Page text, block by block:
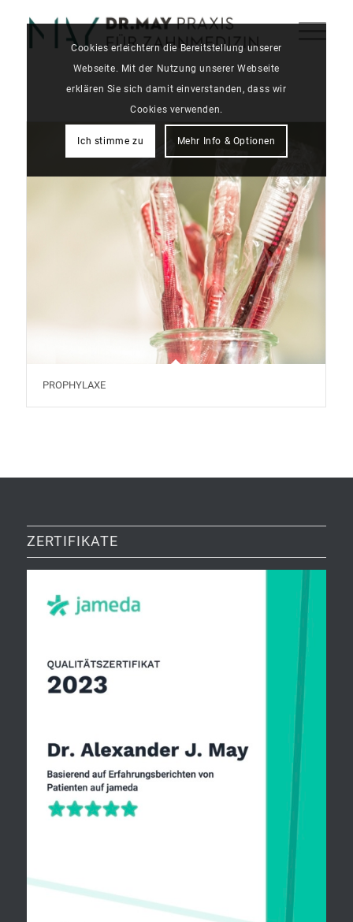
PROPHYLAXE
ZERTIFIKATE
Cookies erleichtern die Bereitstellung unserer
Webseite. Mit der Nutzung unserer Webseite
erklären Sie sich damit einverstanden, dass wir
Cookies verwenden.
Ich stimme zu Mehr Info & Optionen